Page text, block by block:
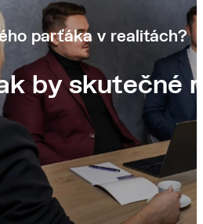
parťáka v realitách?
by skutečné